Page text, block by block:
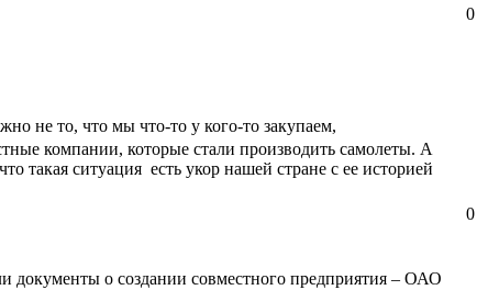
0
не то, что мы что-то у кого-то закупаем,
компании, которые стали производить самолеты. А
такая ситуация есть укор нашей стране с ее историей
0
документы о создании совместного предприятия – ОАО